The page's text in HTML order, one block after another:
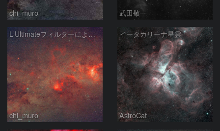
chi_muro 武田敬一
L-Ultimateフィルターによる南十字～エータカリーナ星雲付近
chi_muro
イータカリーナ星雲
AstroCat